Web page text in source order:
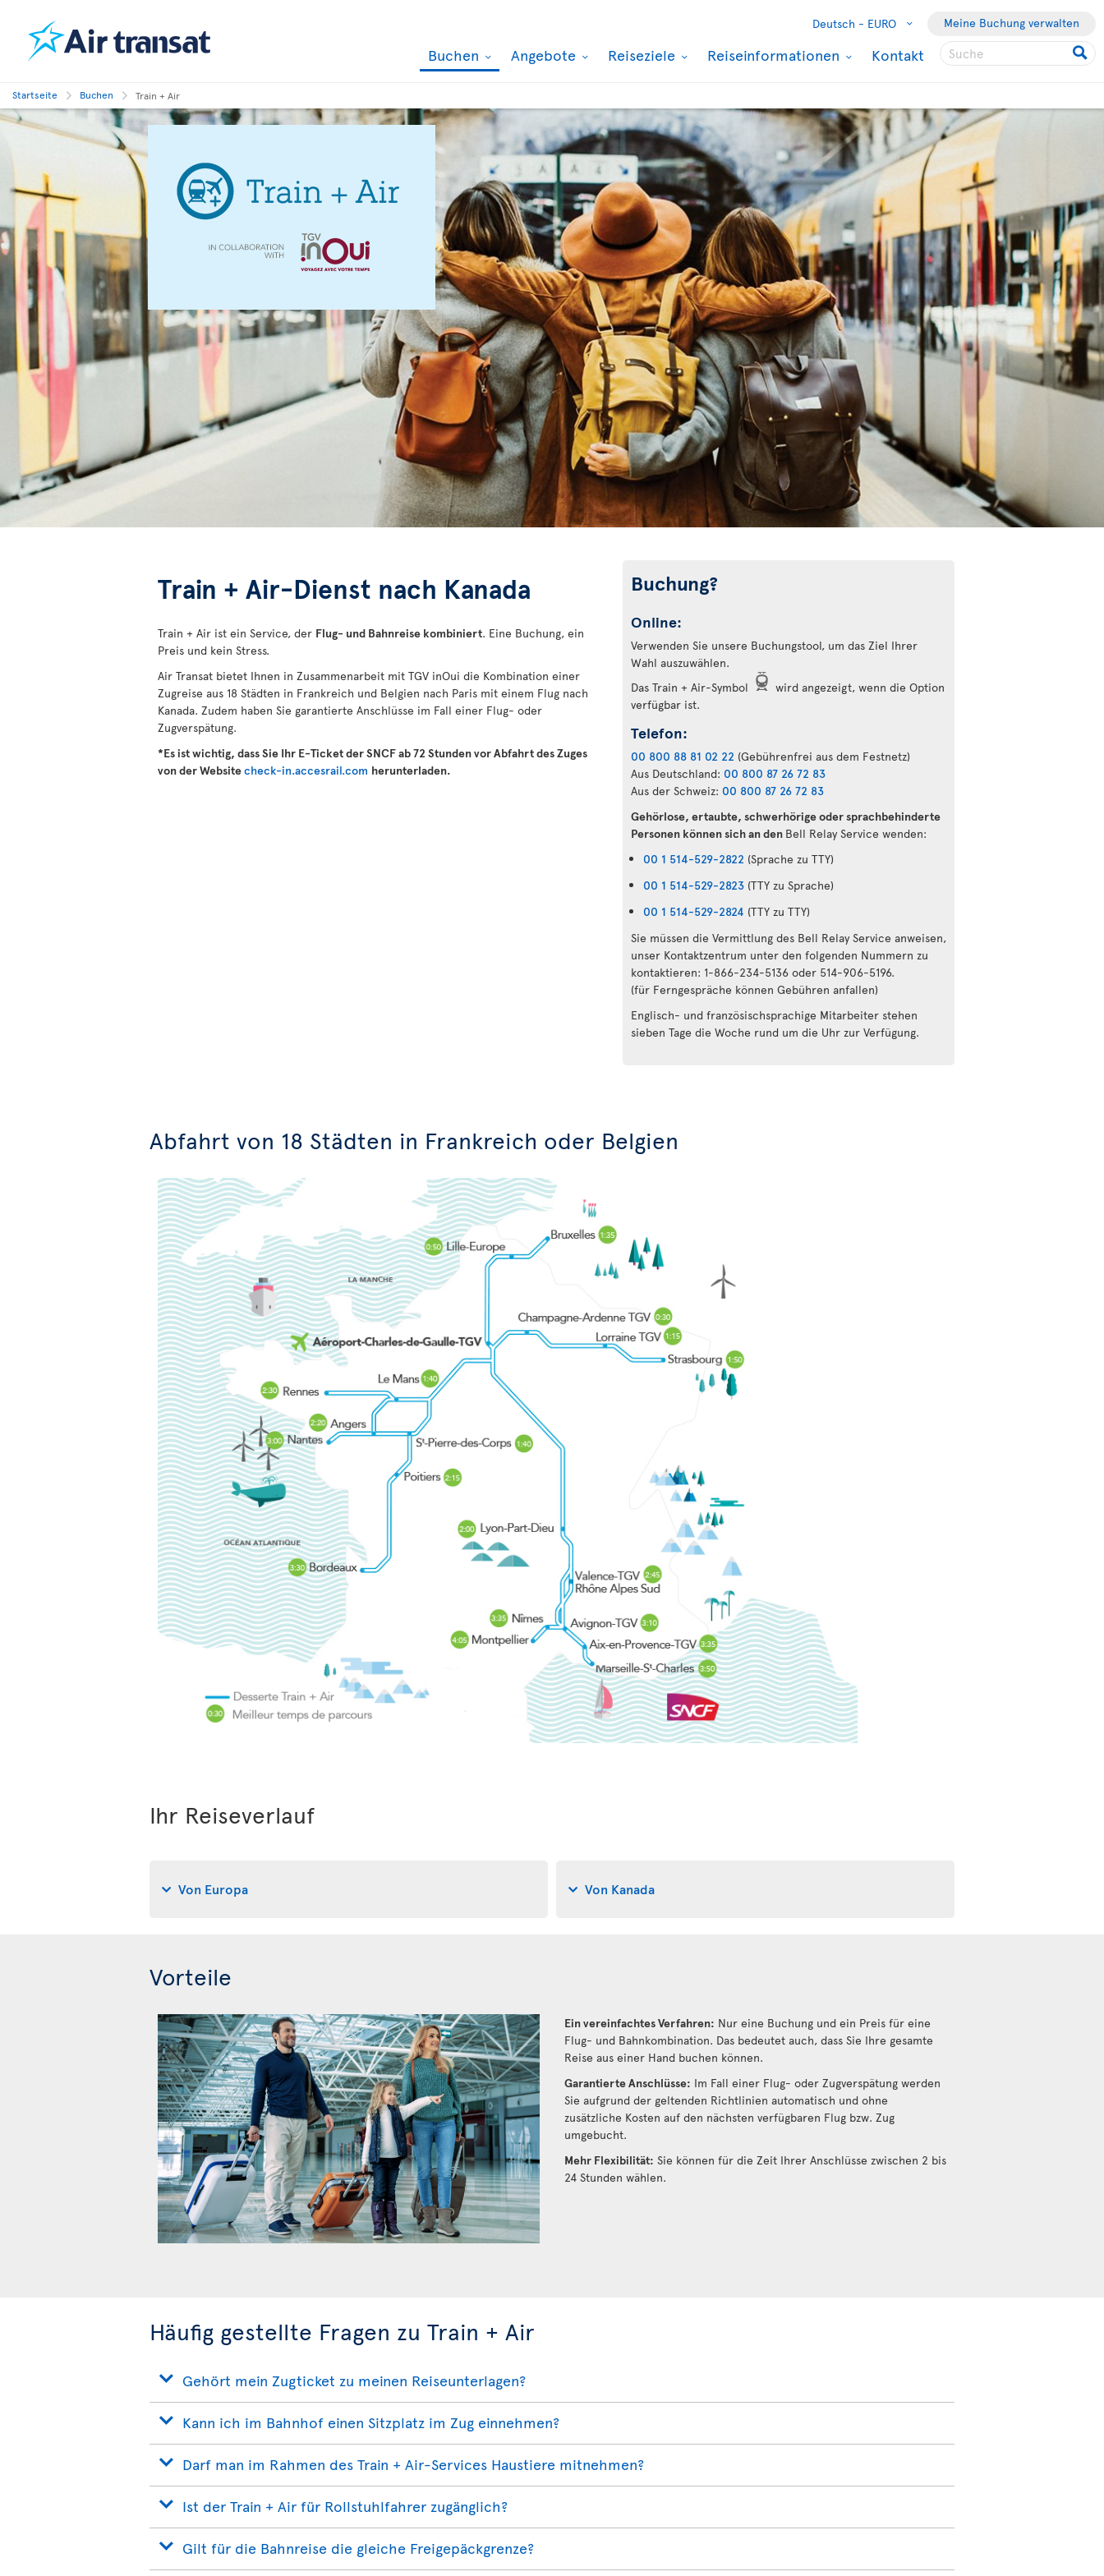
Deutsch - EURO Meine Buchung verwalten
Buchen Angebote Reiseziele Reiseinformationen Kontakt
Startseite Buchen Train + Air
Train + Air-Dienst nach Kanada
Train + Air ist ein Service, der Flug- und Bahnreise kombiniert. Eine Buchung, ein
Preis und kein Stress.
Air Transat bietet Ihnen in Zusammenarbeit mit TGV inOui die Kombination einer
Zugreise aus 18 Städten in Frankreich und Belgien nach Paris mit einem Flug nach
Kanada. Zudem haben Sie garantierte Anschlüsse im Fall einer Flug- oder
Zugverspätung.
*Es ist wichtig, dass Sie Ihr E-Ticket der SNCF ab 72 Stunden vor Abfahrt des Zuges
von der Websitecheck-in.accesrail.com herunterladen.
Buchung?
Online:
Verwenden Sie unsere Buchungstool, um das Ziel Ihrer
Wahl auszuwählen.
Das Train + Air-Symbol
wird angezeigt, wenn die Option
verfügbar ist.
Telefon:
00 800 88 81 02 22 (Gebührenfrei aus dem Festnetz)
Aus Deutschland: 00 800 87 26 72 83
Aus der Schweiz: 00 800 87 26 72 83
Gehörlose, ertaubte, schwerhörige oder sprachbehinderte
Personen können sich an den Bell Relay Service wenden:
00 1 514-529-2822 (Sprache zu TTY)
00 1 514-529-2823(TTY zu Sprache)
00 1 514-529-2824 (TTY zu TTY)
Sie müssen die Vermittlung des Bell Relay Service anweisen,
unser Kontaktzentrum unter den folgenden Nummern zu
kontaktieren: 1-866-234-5136 oder 514-906-5196.
(für Ferngespräche können Gebühren anfallen)
Englisch- und französischsprachige Mitarbeiter stehen
sieben Tage die Woche rund um die Uhr zur Verfügung.
Abfahrt von 18 Städten in Frankreich oder Belgien
Ihr Reiseverlauf
Von Europa Von Kanada
Vorteile
Ein vereinfachtes Verfahren: Nur eine Buchung und ein Preis für eine
Flug- und Bahnkombination. Das bedeutet auch, dass Sie Ihre gesamte
Reise aus einer Hand buchen können.
Garantierte Anschlüsse: Im Fall einer Flug- oder Zugverspätung werden
Sie aufgrund der geltenden Richtlinien automatisch und ohne
zusätzliche Kosten auf den nächsten verfügbaren Flug bzw. Zug
umgebucht.
Mehr Flexibilität: Sie können für die Zeit Ihrer Anschlüsse zwischen 2 bis
24 Stunden wählen.
Häufig gestellte Fragen zu Train + Air
Gehört mein Zugticket zu meinen Reiseunterlagen?
Kann ich im Bahnhof einen Sitzplatz im Zug einnehmen?
Darf man im Rahmen des Train + Air-Services Haustiere mitnehmen?
Ist der Train + Air für Rollstuhlfahrer zugänglich?
Gilt für die Bahnreise die gleiche Freigepäckgrenze?